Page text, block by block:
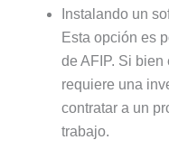
Instalando un
Esta opción es
de AFIP. Si
requiere una
contratar a un
trabajo.